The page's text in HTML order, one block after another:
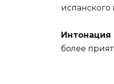
испанского
Интонация
более